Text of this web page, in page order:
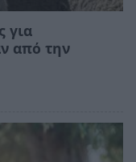
για
από την